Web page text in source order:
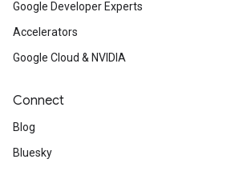
Google Developer Experts
Accelerators
Google Cloud & NVIDIA
Connect
Blog
Bluesky